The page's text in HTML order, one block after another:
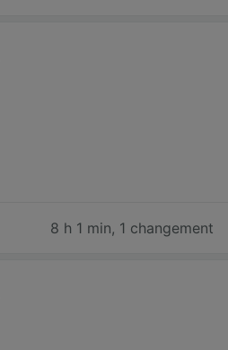
8 h 1 min, 1 changement